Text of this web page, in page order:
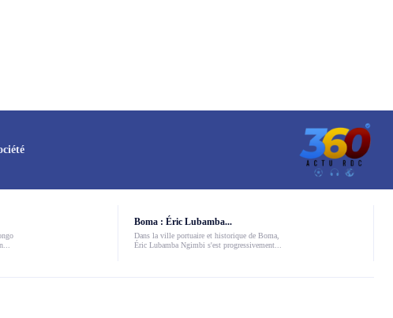
Boma : Éric Lubamba...
Dans la ville portuaire et historique de Boma,
Éric Lubamba Ngimbi s'est progressivement...